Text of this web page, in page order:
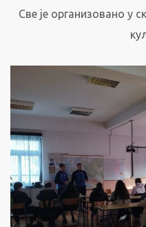
Све је организовано у